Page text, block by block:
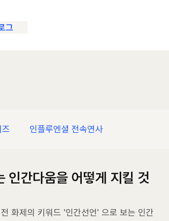
그
인플루엔셜 전속연사
간다움을 어떻게 지킬 것
화제의 키워드 '인간선언' 으로 보는 인간